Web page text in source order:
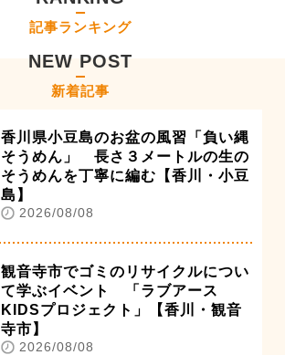
記事ランキング
NEW POST
新着記事
香川県小豆島のお盆の風習「負い縄
そうめん」 長さ３メートルの生の
そうめんを丁寧に編む【香川・小豆
島】
2026/08/08
観音寺市でゴミのリサイクルについ
て学ぶイベント 「ラブアース
KIDSプロジェクト」【香川・観音
寺市】
2026/08/08